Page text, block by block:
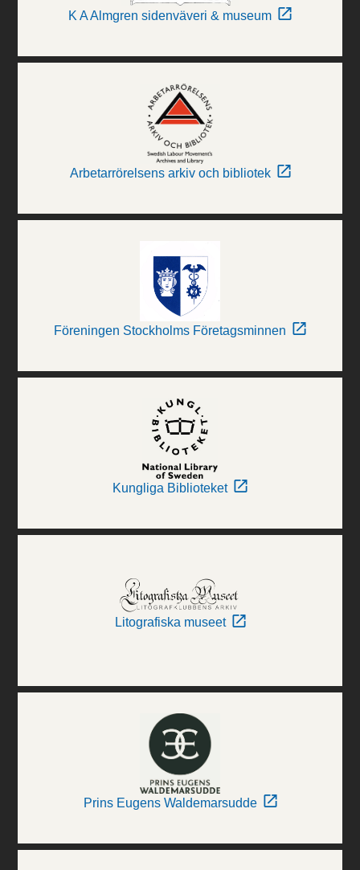
K A Almgren sidenväveri & museum
Arbetarrörelsens arkiv och bibliotek
Föreningen Stockholms Företagsminnen
Kungliga Biblioteket
Litografiska museet
Prins Eugens Waldemarsudde